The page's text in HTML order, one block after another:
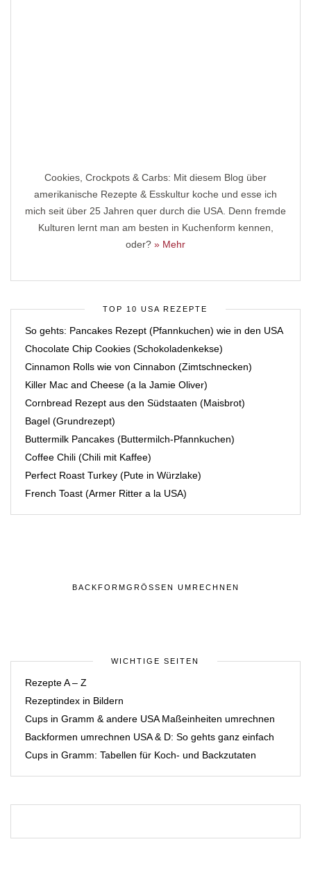
Cookies, Crockpots & Carbs: Mit diesem Blog über
amerikanische Rezepte & Esskultur koche und esse ich
mich seit über 25 Jahren quer durch die USA. Denn fremde
Kulturen lernt man am besten in Kuchenform kennen,
oder? » Mehr
TOP 10 USA REZEPTE
So gehts: Pancakes Rezept (Pfannkuchen) wie in den USA
Chocolate Chip Cookies (Schokoladenkekse)
Cinnamon Rolls wie von Cinnabon (Zimtschnecken)
Killer Mac and Cheese (a la Jamie Oliver)
Cornbread Rezept aus den Südstaaten (Maisbrot)
Bagel (Grundrezept)
Buttermilk Pancakes (Buttermilch-Pfannkuchen)
Coffee Chili (Chili mit Kaffee)
Perfect Roast Turkey (Pute in Würzlake)
French Toast (Armer Ritter a la USA)
BACKFORMGRÖSSEN UMRECHNEN
WICHTIGE SEITEN
Rezepte A – Z
Rezeptindex in Bildern
Cups in Gramm & andere USA Maßeinheiten umrechnen
Backformen umrechnen USA & D: So gehts ganz einfach
Cups in Gramm: Tabellen für Koch- und Backzutaten